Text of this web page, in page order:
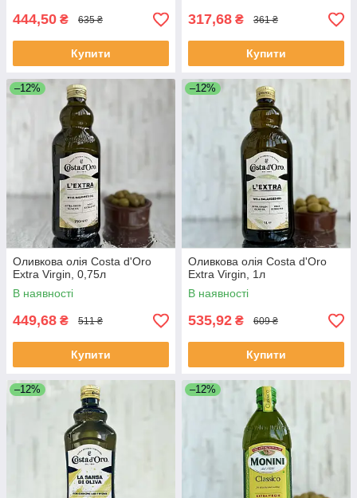
444,50 ₴ 635 ₴
Купити
317,68 ₴ 361 ₴
Купити
–12%
Оливкова олія Costa d'Oro
Extra Virgin, 0,75л
В наявності
449,68 ₴ 511 ₴
Купити
–12%
Оливкова олія Costa d'Oro
Extra Virgin, 1л
В наявності
535,92 ₴ 609 ₴
Купити
–12% –12%